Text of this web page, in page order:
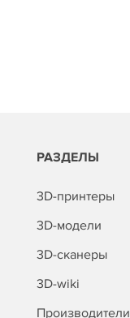
РАЗДЕЛЫ
3D-принтеры
3D-модели
3D-сканеры
3D-wiki
Производители